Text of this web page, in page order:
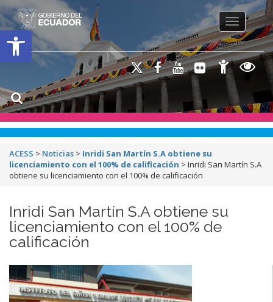
Open toolbar
Toggle
ACESS > Noticias > Inridi San Martín S.A obtiene su
licenciamiento con el 100% de calificación > Inridi San Martín S.A
obtiene su licenciamiento con el 100% de calificación
Inridi San Martín S.A obtiene su
licenciamiento con el 100% de
calificación